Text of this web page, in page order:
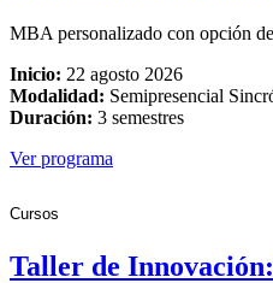
MBA personalizado con opción
Inicio: 22 agosto 2026
Modalidad: Semipresencial
Duración: 3 semestres
Ver programa
Cursos
Taller de